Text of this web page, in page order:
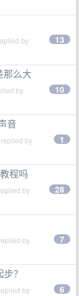
by 13
那么大
by 10
音
by 1
程吗
by 28
by 7
？
by 6